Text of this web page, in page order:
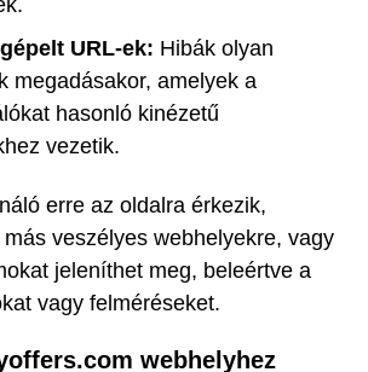
URL-ek: Hibák olyan
megadásakor, amelyek a
hasonló kinézetű
vezetik.
erre az oldalra érkezik,
veszélyes webhelyekre, vagy
jeleníthet meg, beleértve a
vagy felméréseket.
webhelyhez